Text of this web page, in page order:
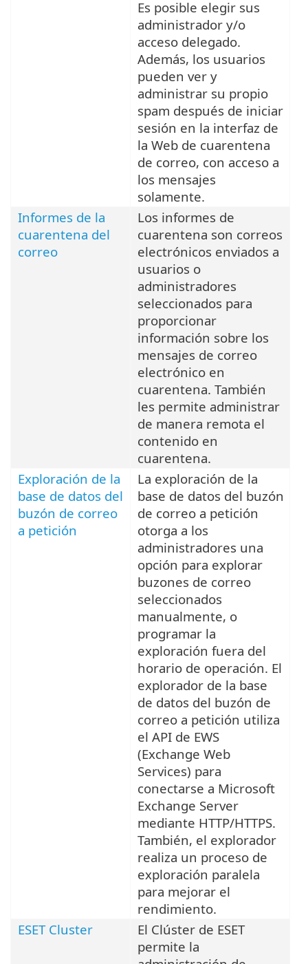
Es posible elegir sus
administrador y/o
acceso delegado.
Además, los usuarios
pueden ver y
administrar su propio
spam después de iniciar
sesión en la interfaz de
la Web de cuarentena
de correo, con acceso a
los mensajes
solamente.
Informes de la
cuarentena del
correo
Los informes de
cuarentena son correos
electrónicos enviados a
usuarios o
administradores
seleccionados para
proporcionar
información sobre los
mensajes de correo
electrónico en
cuarentena. También
les permite administrar
de manera remota el
contenido en
cuarentena.
Exploración de la
base de datos del
buzón de correo
a petición
La exploración de la
base de datos del buzón
de correo a petición
otorga a los
administradores una
opción para explorar
buzones de correo
seleccionados
manualmente, o
programar la
exploración fuera del
horario de operación. El
explorador de la base
de datos del buzón de
correo a petición utiliza
el API de EWS
(Exchange Web
Services) para
conectarse a Microsoft
Exchange Server
mediante HTTP/HTTPS.
También, el explorador
realiza un proceso de
exploración paralela
para mejorar el
rendimiento.
ESET Cluster
El Clúster de ESET
permite la